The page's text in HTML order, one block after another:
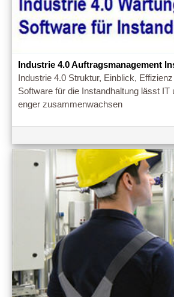
Industrie 4.0 Auftragsmanagement
Industrie 4.0 Struktur, Einblick,
Software für die Instandhaltung lässt IT
enger zusammenwachsen